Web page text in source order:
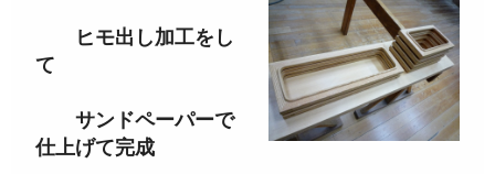
ヒモ出し加工をし
て
サンドペーパーで
仕上げて完成